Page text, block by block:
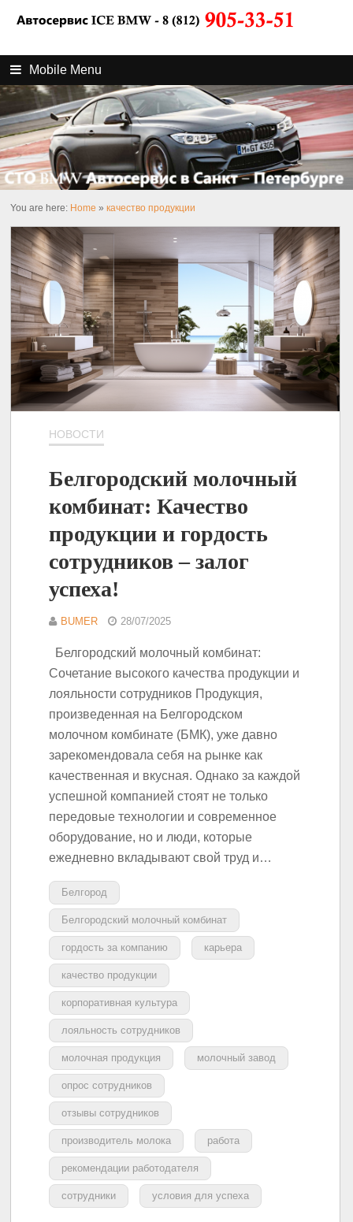
Mobile Menu
You are here: Home »качество продукции
НОВОСТИ
Белгородский молочный
комбинат: Качество
продукции и гордость
сотрудников – залог
успеха!
BUMER 28/07/2025
Белгородский молочный комбинат:
Сочетание высокого качества продукции и
лояльности сотрудников Продукция,
произведенная на Белгородском
молочном комбинате (БМК), уже давно
зарекомендовала себя на рынке как
качественная и вкусная. Однако за каждой
успешной компанией стоят не только
передовые технологии и современное
оборудование, но и люди, которые
ежедневно вкладывают свой труд и…
Белгород
Белгородский молочный комбинат
гордость за компанию карьера
качество продукции
корпоративная культура
лояльность сотрудников
молочная продукция молочный завод
опрос сотрудников
отзывы сотрудников
производитель молока работа
рекомендации работодателя
сотрудники условия для успеха